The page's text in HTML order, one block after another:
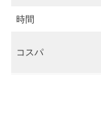
時間
コスパ